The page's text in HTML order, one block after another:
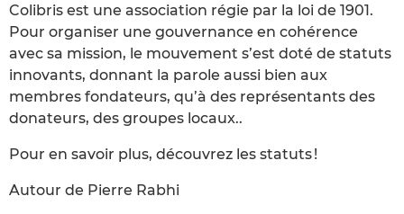
Colibris est une association régie par la loi de 1901.
Pour organiser une gouvernance en cohérence
avec sa mission, le mouvement s’est doté de statuts
innovants, donnant la parole aussi bien aux
membres fondateurs, qu’à des représentants des
donateurs, des groupes locaux..
Pour en savoir plus, découvrez les statuts !
Autour de Pierre Rabhi